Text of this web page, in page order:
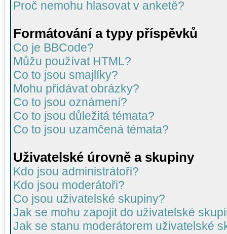
Proč nemohu hlasovat v anketě?
Formátování a typy příspěvků
Co je BBCode?
Můžu používat HTML?
Co to jsou smajlíky?
Mohu přidávat obrázky?
Co to jsou oznámení?
Co to jsou důležitá témata?
Co to jsou uzamčená témata?
Uživatelské úrovně a skupiny
Kdo jsou administrátoři?
Kdo jsou moderátoři?
Co jsou uživatelské skupiny?
Jak se mohu zapojit do uživatelské
Jak se stanu moderátorem uživatelské